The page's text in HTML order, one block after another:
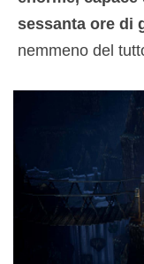
sessanta ore di
nemmeno del